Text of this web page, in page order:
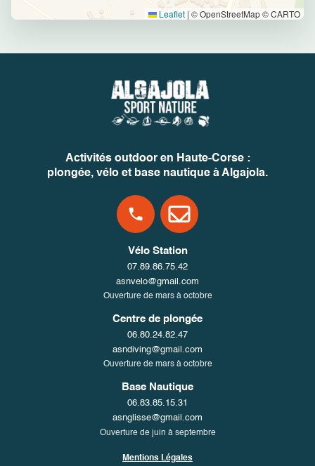
Leaflet | © OpenStreetMap © CARTO
Activités outdoor en Haute-Corse :
plongée, vélo et base nautique à Algajola.
Vélo Station
07.89.86.75.42
asnvelo@gmail.com
Ouverture de mars à octobre
Centre de plongée
06.80.24.82.47
asndiving@gmail.com
Ouverture de mars à octobre
Base Nautique
06.83.85.15.31
asnglisse@gmail.com
Ouverture de juin à septembre
Mentions Légales